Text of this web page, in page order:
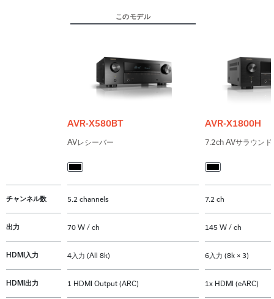
チャンネル数
出力
HDMI入力
HDMI出力
このモデル
AVR-X580BT
AVレシーバー
5.2 channels
70 W / ch
4入力 (All 8k)
1 HDMI Output (ARC)
AVR-X1800H
7.2ch AVサラウン
7.2 ch
145 W / ch
6入力 (8k × 3)
1x HDMI (eARC)